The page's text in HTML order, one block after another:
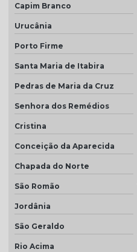
Capim Branco
Urucânia
Porto Firme
Santa Maria de Itabira
Pedras de Maria da Cruz
Senhora dos Remédios
Cristina
Conceição da Aparecida
Chapada do Norte
São Romão
Jordânia
São Geraldo
Rio Acima